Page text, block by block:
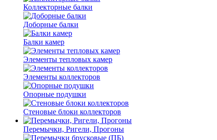
Коллекторные балки
Доборные балки
Балки камер
Элементы тепловых камер
Элементы коллекторов
Опорные подушки
Стеновые блоки коллекторов
Перемычки, Ригели, Прогоны